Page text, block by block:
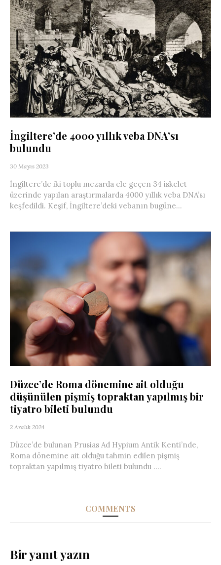
İngiltere’de 4000 yıllık veba DNA’sı
bulundu
30 Mayıs 2023
İngiltere’de iki toplu mezarda ele geçen 34 iskelet
üzerinde yapılan araştırmalarda 4000 yıllık veba DNA’sı
keşfedildi. Keşif, İngiltere’deki vebanın bugüne...
Düzce’de Roma dönemine ait olduğu
düşünülen pişmiş topraktan yapılmış bir
tiyatro bileti bulundu
2 Aralık 2024
Düzce’de bulunan Prusias Ad Hypium Antik Kenti’nde,
Roma dönemine ait olduğu tahmin edilen pişmiş
topraktan yapılmış tiyatro bileti bulundu ....
COMMENTS
Bir yanıt yazın